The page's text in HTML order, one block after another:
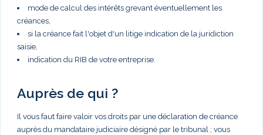
mode de calcul des intérêts grevant éventuellement les
créances,
si la créance fait l'objet d'un litige indication de la juridiction
saisie,
indication du RIB de votre entreprise.
Auprès de qui ?
Il vous faut faire valoir vos droits par une déclaration de créance
auprès du mandataire judiciaire désigné par le tribunal ; vous